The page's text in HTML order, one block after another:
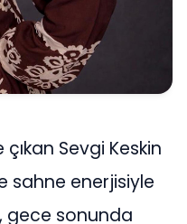
Sevgi Keskin
sahne enerjisiyle
gece sonunda